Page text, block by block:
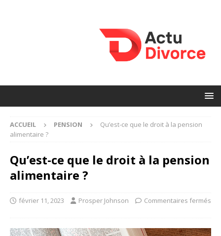
ACCUEIL PENSION
Qu’est-ce que le droit à la pension
alimentaire ?
Qu’est-ce que le droit à la pension
alimentaire ?
février 11, 2023 Prosper Johnson Commentaires fermés